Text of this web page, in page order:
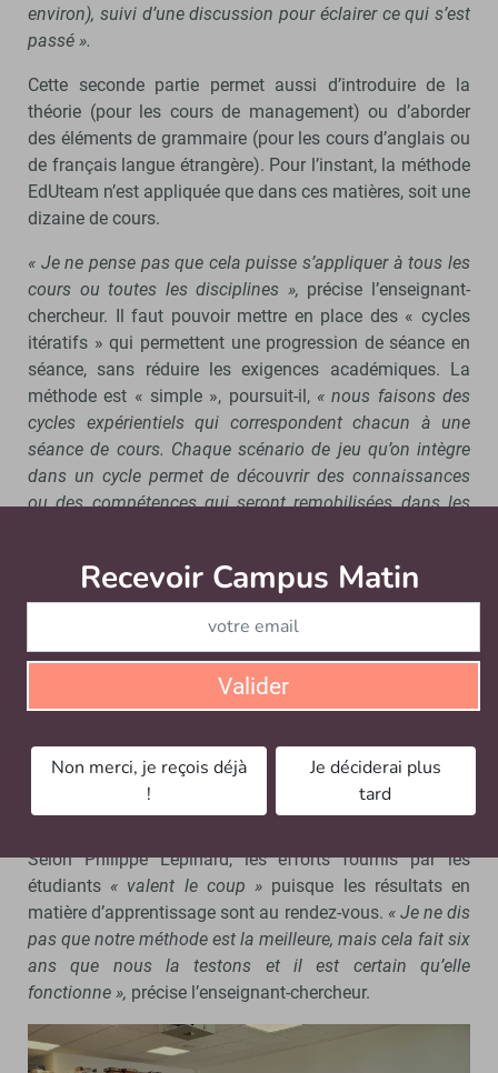
environ), suivi d’une discussion pour éclairer ce qui s’est
passé ».
Cette seconde partie permet aussi d’introduire de la
théorie (pour les cours de management) ou d’aborder
des éléments de grammaire (pour les cours d’anglais ou
de français langue étrangère). Pour l’instant, la méthode
EdUteam n’est appliquée que dans ces matières, soit une
dizaine de cours.
« Je ne pense pas que cela puisse s’appliquer à tous les
cours ou toutes les disciplines », précise l’enseignant-
chercheur. Il faut pouvoir mettre en place des « cycles
itératifs » qui permettent une progression de séance en
séance, sans réduire les exigences académiques. La
méthode est « simple », poursuit-il, « nous faisons des
cycles expérientiels qui correspondent chacun à une
séance de cours. Chaque scénario de jeu qu’on intègre
dans un cycle permet de découvrir des connaissances
ou des compétences qui seront remobilisées dans les
Construire de telles séances a un« coût d’entrée »
important pour les enseignants. Il faut en effet
beaucoup de travail pour adapter tout un cours autour
du jeu. Cela peut d’ailleurs constituer un frein. Mais ce
sont les étudiants qui fournissent le plus d’énergie.
« Pour eux, c’est intense,observe Philippe Lépinard.Cela
rincés ».
Une méthode efficace
Selon Philippe Lépinard, les efforts fournis par les
étudiants « valent le coup » puisque les résultats en
matière d’apprentissage sont au rendez-vous. « Je ne dis
pas que notre méthode est la meilleure, mais cela fait six
ans que nous la testons et il est certain qu’elle
fonctionne », précise l’enseignant-chercheur.
Recevoir Campus Matin
Valider
Non merci, je reçois déjà
!
Je déciderai plus
tard